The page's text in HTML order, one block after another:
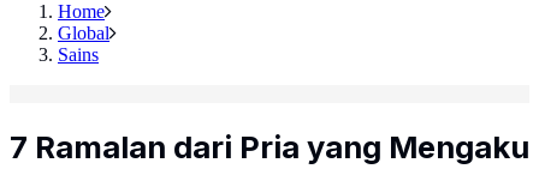
Home
Global
Sains
7 Ramalan dari Pria yang Mengaku